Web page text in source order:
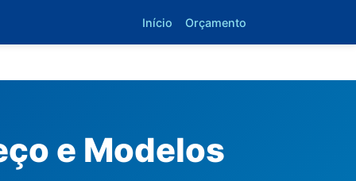
Início Orçamento
e Modelos